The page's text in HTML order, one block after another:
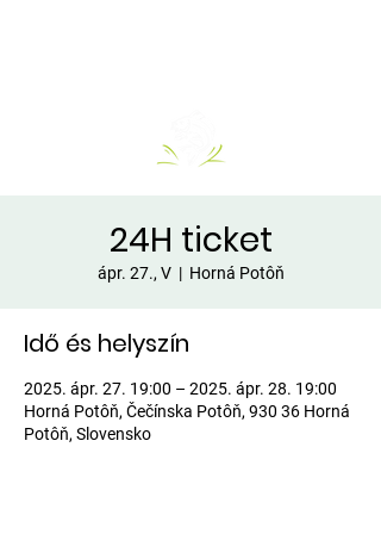
24H ticket
ápr. 27., V
  |
Horná Potôň
Idő és helyszín
2025. ápr. 27. 19:00 – 2025. ápr. 28. 19:00
Horná Potôň, Čečínska Potôň, 930 36 Horná
Potôň, Slovensko